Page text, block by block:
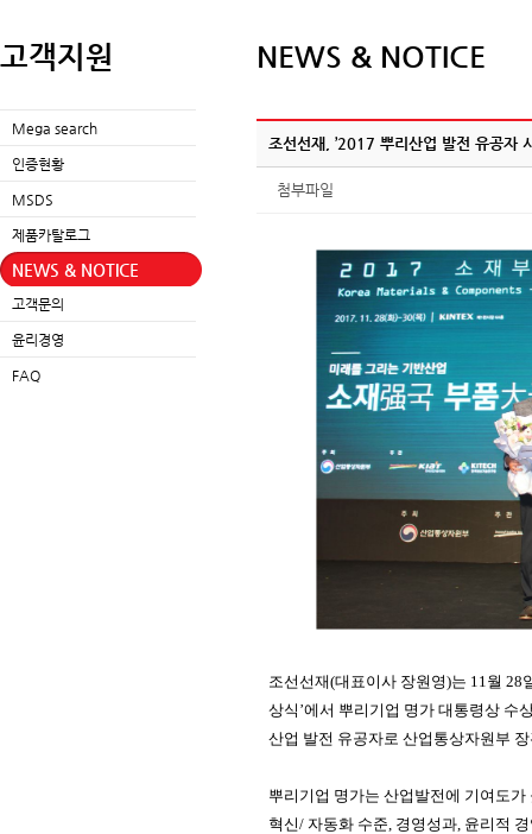
고객지원
Mega search
인증현황
MSDS
제품카탈로그
NEWS & NOTICE
고객문의
윤리경영
FAQ
NEWS & NOTICE
조선선재, ’2017 뿌리산업 발전 유공자
첨부파일
조선선재(대표이사 장원영)는 11월 28
상식 ’에서 뿌리기업 명가 대통령상 수
산업 발전 유공자로 산업통상자원부
뿌리기업 명가는 산업발전에 기여도
혁신/ 자동화 수준, 경영성과, 윤리적